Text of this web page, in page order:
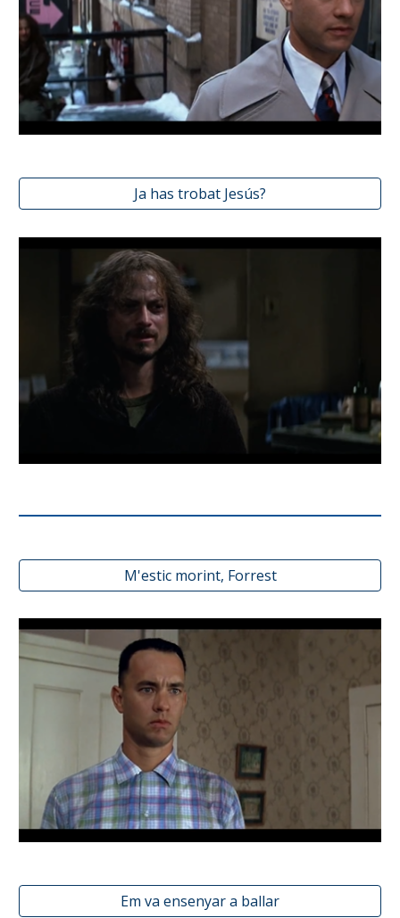
Ja has trobat Jesús?
M'estic morint, Forrest
Em va ensenyar a ballar